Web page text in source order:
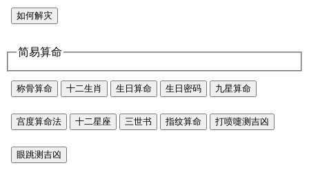
如何解灾
简易算命
称骨算命 十二生肖 生日算命 生日密码 九星算命
宫度算命法 十二星座 三世书 指纹算命 打喷嚏测吉凶
眼跳测吉凶